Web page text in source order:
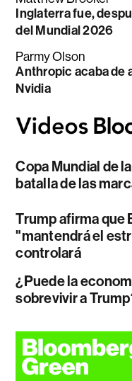
Inglaterra fue,
del Mundial 2026
Parmy Olson
Anthropic acaba de
Nvidia
Copa Mundial de
batalla de las
Trump afirma que
"mantendrá el
controlará
¿Puede la
sobrevivir a